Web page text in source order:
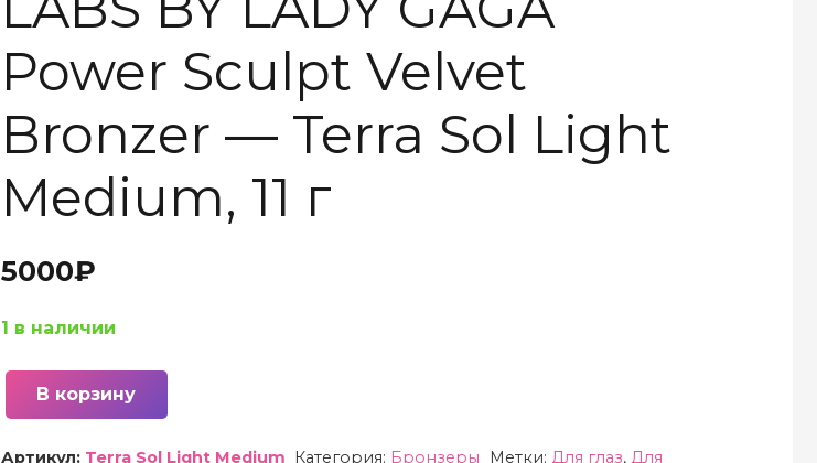
Power Sculpt Velvet
Bronzer — Terra Sol Light
Medium, 11 г
5000₽
1 в наличии
Количество
В корзину
Артикул: Terra Sol Light Medium Категория: Бронзеры Метки: Для глаз, Для